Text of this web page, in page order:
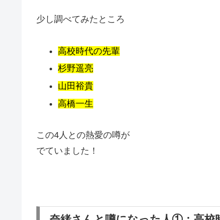
少し調べてみたところ
高校時代の先輩
杉野遥亮
山田裕貴
高橋一生
この4人との熱愛の噂が
でていました！